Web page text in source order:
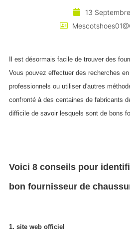
13
Il est désormais facile de trouver des
Vous pouvez effectuer des recherches
professionnels ou utiliser d'autres
confronté à des centaines de fabricants
difficile de savoir lesquels sont de bons
Voici 8 conseils pour
bon fournisseur de
1. site web officiel